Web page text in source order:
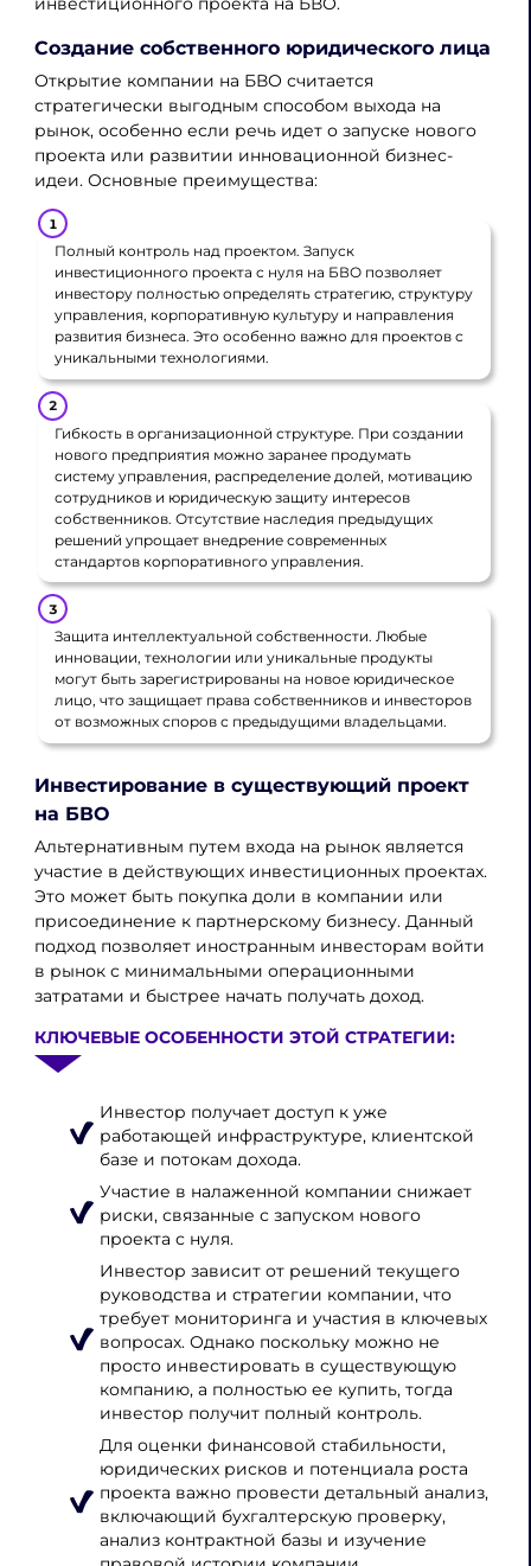
Создание собственного юридического лица
Открытие компании на БВО считается
стратегически выгодным способом выхода на
рынок, особенно если речь идет о запуске нового
проекта или развитии инновационной бизнес-
идеи. Основные преимущества:
Полный контроль над проектом. Запуск
инвестиционного проекта с нуля на БВО позволяет
инвестору полностью определять стратегию, структуру
управления, корпоративную культуру и направления
развития бизнеса. Это особенно важно для проектов с
уникальными технологиями.
Гибкость в организационной структуре. При создании
нового предприятия можно заранее продумать
систему управления, распределение долей, мотивацию
сотрудников и юридическую защиту интересов
собственников. Отсутствие наследия предыдущих
решений упрощает внедрение современных
стандартов корпоративного управления.
Защита интеллектуальной собственности. Любые
инновации, технологии или уникальные продукты
могут быть зарегистрированы на новое юридическое
лицо, что защищает права собственников и инвесторов
от возможных споров с предыдущими владельцами.
Инвестирование в существующий проект
на БВО
Альтернативным путем входа на рынок является
участие в действующих инвестиционных проектах.
Это может быть покупка доли в компании или
присоединение к партнерскому бизнесу. Данный
подход позволяет иностранным инвесторам войти
в рынок с минимальными операционными
затратами и быстрее начать получать доход.
КЛЮЧЕВЫЕ ОСОБЕННОСТИ ЭТОЙ СТРАТЕГИИ:
Инвестор получает доступ к уже
работающей инфраструктуре, клиентской
базе и потокам дохода.
Участие в налаженной компании снижает
риски, связанные с запуском нового
проекта с нуля.
Инвестор зависит от решений текущего
руководства и стратегии компании, что
требует мониторинга и участия в ключевых
вопросах. Однако поскольку можно не
просто инвестировать в существующую
компанию, а полностью ее купить, тогда
инвестор получит полный контроль.
Для оценки финансовой стабильности,
юридических рисков и потенциала роста
проекта важно провести детальный анализ,
включающий бухгалтерскую проверку,
анализ контрактной базы и изучение